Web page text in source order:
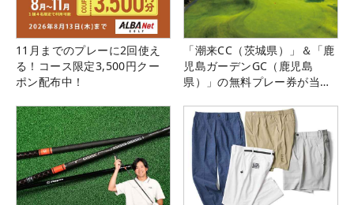
11月までのプレーに2回使え
る！コース限定3,500円クー
ポン配布中！
「潮来CC（茨城県）」＆「鹿
児島ガーデンGC（鹿児島
県）」の無料プレー券が当た